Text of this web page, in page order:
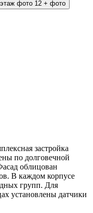
+ фото
застройка
по долговечной
облицован
В каждом корпусе
групп. Для
установлены датчики